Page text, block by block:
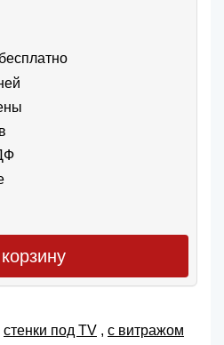
cтенки под TV , с витражом